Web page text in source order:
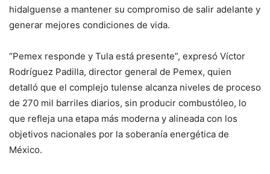
hidalguense a mantener su compromiso de salir adelante y
generar mejores condiciones de vida.
“Pemex responde y Tula está presente”, expresó Víctor
Rodríguez Padilla, director general de Pemex, quien
detalló que el complejo tulense alcanza niveles de proceso
de 270 mil barriles diarios, sin producir combustóleo, lo
que refleja una etapa más moderna y alineada con los
objetivos nacionales por la soberanía energética de
México.